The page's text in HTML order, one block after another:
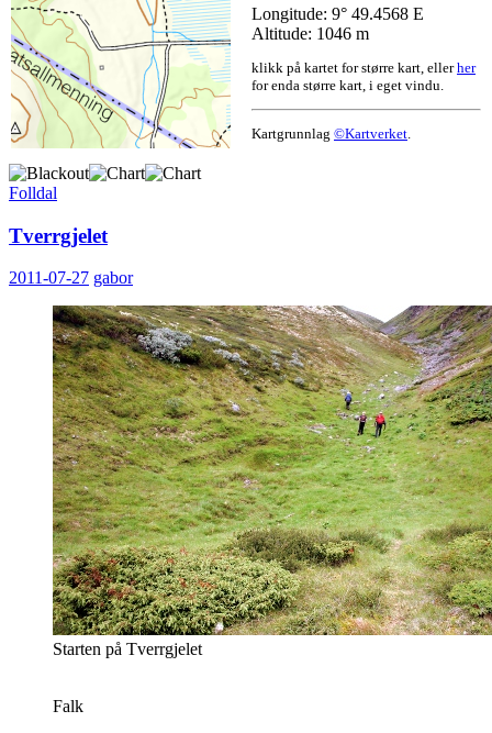
Longitude: 9° 49.4568 E
Altitude: 1046 m
klikk på kartet for større kart, ellerher
for enda større kart, i eget vindu.
Kartgrunnlag ©Kartverket.
Folldal
Tverrgjelet
2011-07-27 gabor
Starten på Tverrgjelet
Falk